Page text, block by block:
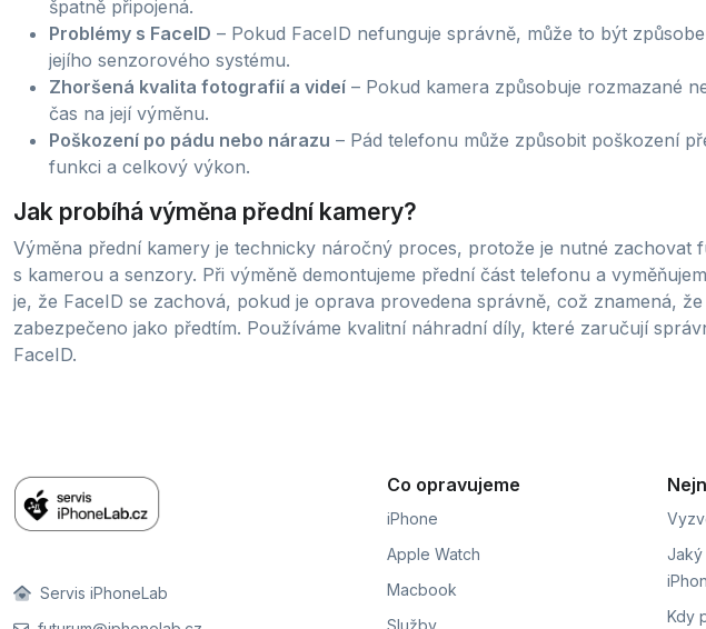
špatně připojená.
Problémy s FaceID – Pokud FaceID nefunguje správně, může to být
jejího senzorového systému.
Zhoršená kvalita fotografií a videí – Pokud kamera způsobuje rozmazané
čas na její výměnu.
Poškození po pádu nebo nárazu – Pád telefonu může způsobit poškození
funkci a celkový výkon.
Jak probíhá výměna přední kamery?
Výměna přední kamery je technicky náročný proces, protože je nutné zachovat
s kamerou a senzory. Při výměně demontujeme přední část telefonu a
je, že FaceID se zachová, pokud je oprava provedena správně, což znamená,
zabezpečeno jako předtím. Používáme kvalitní náhradní díly, které zaručují
FaceID.
Servis iPhoneLab
Co opravujeme
iPhone
Apple Watch
Macbook
Služby
Jaký
Kdy